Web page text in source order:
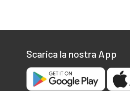
Scarica la nostra App